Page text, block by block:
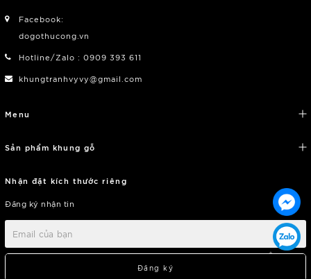
Facebook:
dogothucong.vn
Hotline/Zalo : 0909 393 611
khungtranhvyvy@gmail.com
Menu
Sản phẩm khung gỗ
Nhận đặt kích thước riêng
Đăng ký nhận tin
Đăng ký